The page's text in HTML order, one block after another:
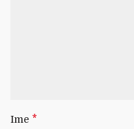
Ime *